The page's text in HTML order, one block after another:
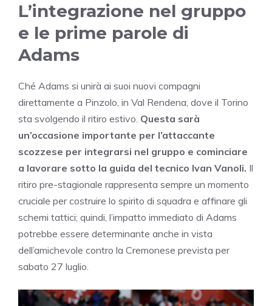
L’integrazione nel gruppo
e le prime parole di
Adams
Ché Adams si unirà ai suoi nuovi compagni
direttamente a Pinzolo, in Val Rendena, dove il Torino
sta svolgendo il ritiro estivo. Questa sarà
un’occasione importante per l’attaccante
scozzese per integrarsi nel gruppo e cominciare
a lavorare sotto la guida del tecnico Ivan Vanoli. Il
ritiro pre-stagionale rappresenta sempre un momento
cruciale per costruire lo spirito di squadra e affinare gli
schemi tattici; quindi, l’impatto immediato di Adams
potrebbe essere determinante anche in vista
dell’amichevole contro la Cremonese prevista per
sabato 27 luglio.